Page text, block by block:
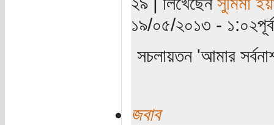
১৯/০৫/২০১৩ -
সচলায়তন 'আমার
জবাব